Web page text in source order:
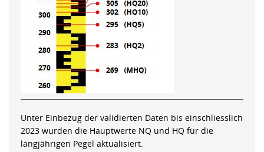
Unter Einbezug der validierten Daten bis einschliesslich
2023 wurden die Hauptwerte NQ und HQ für die
langjährigen Pegel aktualisiert.